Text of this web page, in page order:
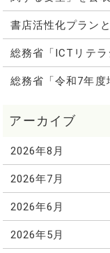
書店活性化プラン
総務省「ICTリテ
総務省「令和7年度
2026年8月
2026年7月
2026年6月
2026年5月